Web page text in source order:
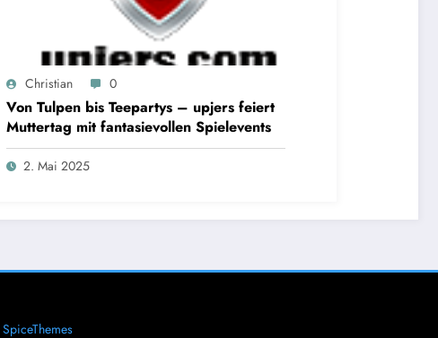
Christian 0
Von Tulpen bis Teepartys – upjers feiert
Muttertag mit fantasievollen Spielevents
2. Mai 2025
SpiceThemes